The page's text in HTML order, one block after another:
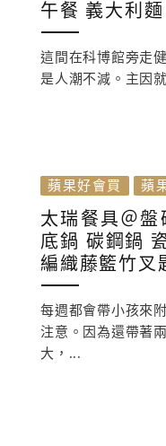
午餐 義大利
這間在科博館旁走
是人潮不減。主因
蘋果好會買 蘋
太瑞餐具＠
底鍋 碳鋼鍋
編織藤籃竹叉
每週都會帶小孩來
注意。因為還帶著
大，...